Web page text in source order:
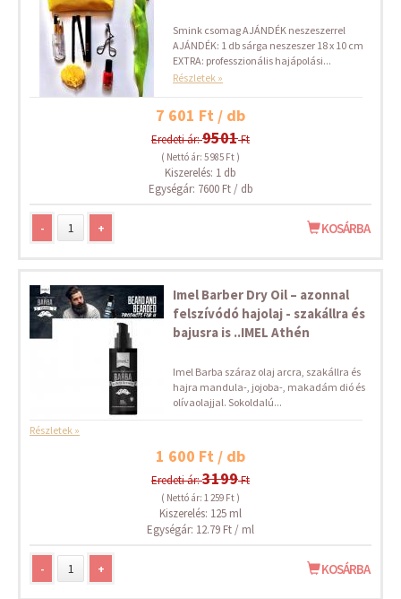
Smink csomag AJÁNDÉK neszeszerrel
AJÁNDÉK: 1 db sárga neszeszer 18 x 10 cm
EXTRA: professzionális hajápolási...
Részletek »
7 601 Ft / db
Eredeti ár:9501Ft
( Nettó ár: 5 985 Ft )
Kiszerelés: 1 db
Egységár: 7600 Ft / db
- + KOSÁRBA
Imel Barber Dry Oil – azonnal
felszívódó hajolaj - szakállra és
bajusra is ..IMEL Athén
Imel Barba száraz olaj arcra, szakállra és
hajra mandula-, jojoba-, makadám dió és
olívaolajjal. Sokoldalú...
Részletek »
1 600 Ft / db
Eredeti ár:3199Ft
( Nettó ár: 1 259 Ft )
Kiszerelés: 125 ml
Egységár: 12.79 Ft / ml
- + KOSÁRBA